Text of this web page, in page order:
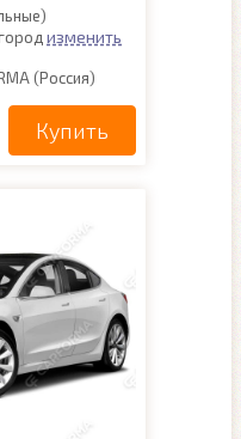
изменить
(Россия)
Купить